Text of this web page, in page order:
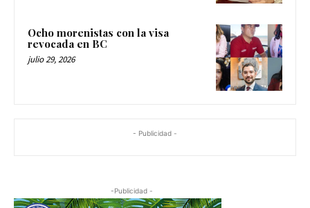
Ocho morenistas con la visa
revocada en BC
julio 29, 2026
- Publicidad -
-Publicidad -